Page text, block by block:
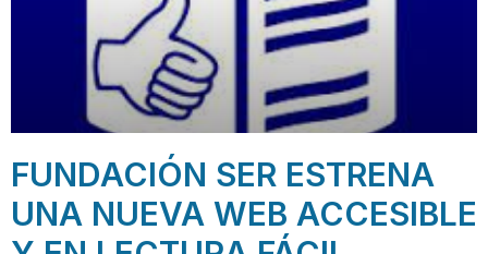
FUNDACIÓN SER ESTRENA
UNA NUEVA WEB ACCESIBLE